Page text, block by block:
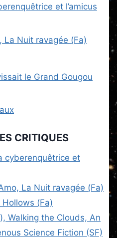
et l’amicus
La Nuit ravagée (Fa)
le Grand Gougou
CRITIQUES
cyberenquêtrice et
La Nuit ravagée (Fa)
Hollows (Fa)
Walking the Clouds, An
Science Fiction (SF)